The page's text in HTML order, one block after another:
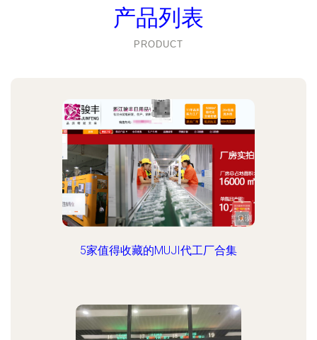
产品列表
PRODUCT
5家值得收藏的MUJI代工厂合集